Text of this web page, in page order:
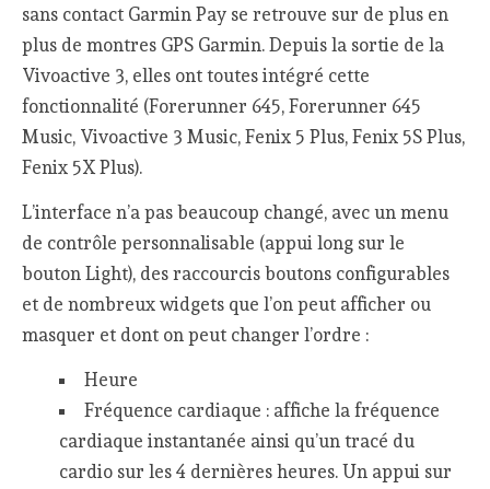
sans contact Garmin Pay se retrouve sur de plus en
plus de montres GPS Garmin. Depuis la sortie de la
Vivoactive 3, elles ont toutes intégré cette
fonctionnalité (Forerunner 645, Forerunner 645
Music, Vivoactive 3 Music, Fenix 5 Plus, Fenix 5S Plus,
Fenix 5X Plus).
L’interface n’a pas beaucoup changé, avec un menu
de contrôle personnalisable (appui long sur le
bouton Light), des raccourcis boutons configurables
et de nombreux widgets que l’on peut afficher ou
masquer et dont on peut changer l’ordre :
Heure
Fréquence cardiaque : affiche la fréquence
cardiaque instantanée ainsi qu’un tracé du
cardio sur les 4 dernières heures. Un appui sur